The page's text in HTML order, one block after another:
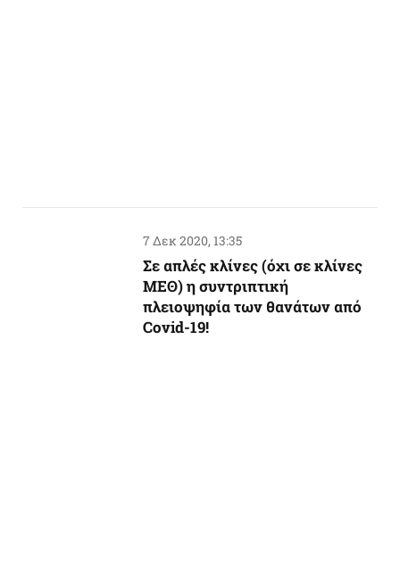
7 Δεκ 2020, 13:35
Σε απλές κλίνες (όχι σε κλίνες
ΜΕΘ) η συντριπτική
πλειοψηφία των θανάτων από
Covid-19!